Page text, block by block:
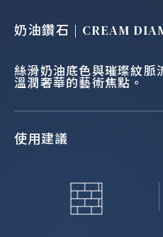
奶油鑽石 | CREAM
絲滑奶油底色與璀璨紋脈
溫潤奢華的藝術焦點。
使用建議